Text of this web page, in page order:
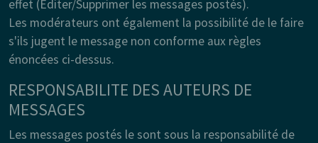
effet (Editer/Supprimer les messages postés).
Les modérateurs ont également la possibilité de le faire
s'ils jugent le message non conforme aux règles
énoncées ci-dessus.
RESPONSABILITE DES AUTEURS DE
MESSAGES
Les messages postés le sont sous la responsabilité de